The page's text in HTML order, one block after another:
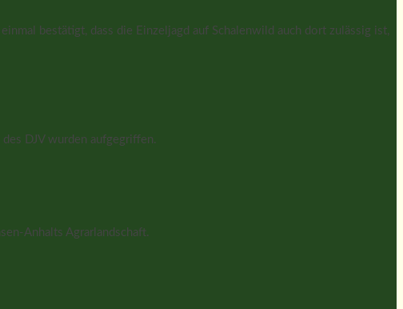
bestätigt, dass die Einzeljagd auf Schalenwild auch dort zulässig ist,
DJV wurden aufgegriffen.
Anhalts Agrarlandschaft.